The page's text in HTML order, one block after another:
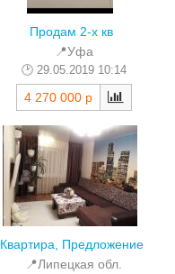
Продам 2-х кв
📍Уфа
29.05.2019 10:14
4 270 000 р
Квартира, Предложение
📍Липецкая обл.